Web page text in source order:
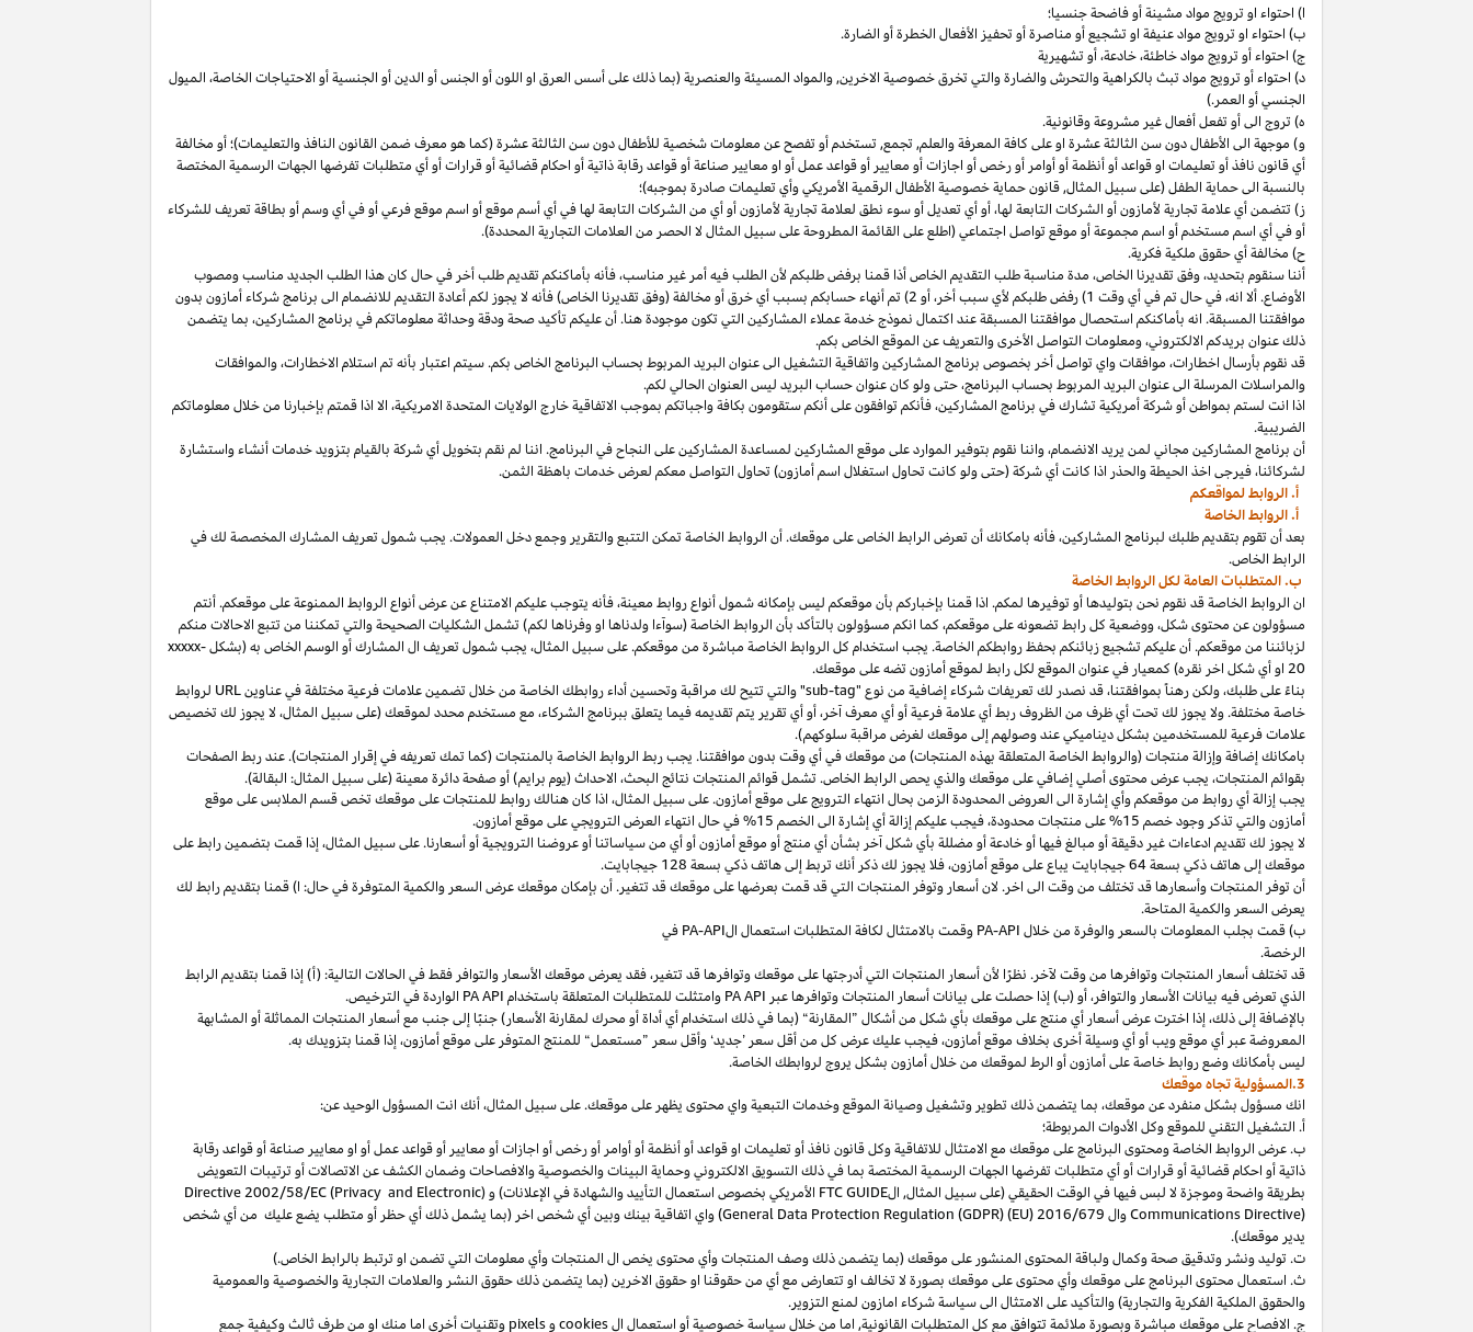
ا) احتواء او ترويج مواد مشينة أو فاضحة جنسيا؛
ب) احتواء او ترويج موادعنيفة او تشجيع أو مناصرة أو تحفيز الأفعال الخطرة أو الضارة.
ج) احتواء أو ترويج موادخاطئة،خادعة،أو تشهيرية
د) احتواء أو ترويج مواد تبث بالكراهية والتحرش والضارة والتي تخرق خصوصية الاخرين,والمواد المسيئة والعنصرية (بما ذلك على أسس العرق او اللون أو الجنس أو الدين أو الجنسية أو الاحتياجات الخاصة، الميول
الجنسي أو العمر.)
ه) تروج الى أو تفعل أفعال غير مشروعة وقانونية.
و) موجهة الى الأطفال دون سن الثالثة عشرة او على كافة المعرفة والعلم, تجمع, تستخدم أو تفصح عن معلومات شخصية للأطفال دون سن الثالثة عشرة (كما هو معرف ضمن القانون النافذ والتعليمات)؛ أو مخالفة
أي قانون نافذ أو تعليمات او قواعد أو أنظمة أو أوامر أو رخص أو اجازات أو معايير أو قواعد عمل أو او معايير صناعة أو قواعد رقابة ذاتية أو احكام قضائية أو قرارات أو أي متطلبات تفرضها الجهات الرسمية المختصة
بالنسبة الى حماية الطفل (على سبيل المثال, قانون حماية خصوصية الأطفال الرقمية الأمريكي وأي تعليمات صادرة بموجبه)؛
ز) تتضمن أي علامة تجارية لأمازون أو الشركات التابعة لها،أو أي تعديل أو سوء نطق لعلامة تجارية لأمازون أو أي من الشركات التابعة لها في أي أسم موقع أو اسم موقع فرعي أو في أي وسم أو بطاقة تعريف للشركاء
أو في أي اسم مستخدم أو اسم مجموعة أو موقع تواصل اجتماعي (اطلع على القائمة المطروحة على سبيل المثال لا الحصر من العلامات التجارية المحددة).
ح) مخالفة أي حقوق ملكية فكرية.
أننا سنقوم بتحديد،وفق تقديرنا الخاص، مدة مناسبة طلب التقديم الخاص أذا قمنا برفض طلبكم لأن الطلب فيه أمر غير مناسب،فأنه بأماكنكم تقديم طلب أخر في حال كان هذا الطلب الجديد مناسب ومصوب
الأوضاع. ألا انه،في حال تم في أي وقت 1) رفض طلبكم لأي سبب أخر،أو 2) تم أنهاء حسابكم بسبب أي خرق أو مخالفة (وفق تقديرنا الخاص)فأنه لا يجوز لكم أعادة التقديم للانضمام الى برنامج شركاء أمازون بدون
موافقتنا المسبقة. انه بأماكنكم استحصال موافقتنا المسبقة عند اكتمال نموذج خدمة عملاء المشاركين التي تكون موجودة هنا. أن عليكم تأكيد صحة ودقة وحداثة معلوماتكم في برنامج المشاركين، بما يتضمن
ذلك عنوان بريدكم الالكتروني،ومعلومات التواصل الأخرى والتعريف عن الموقع الخاص بكم.
قد نقوم بأرسال اخطارات، موافقات واي تواصل أخر بخصوص برنامج المشاركين واتفاقية التشغيل الى عنوان البريد المربوط بحساب البرنامج الخاص بكم. سيتم اعتبار بأنه تم استلام الاخطارات،والموافقات
والمراسلات المرسلة الى عنوان البريد المربوط بحساب البرنامج،حتى ولو كان عنوان حساب البريد ليس العنوان الحالي لكم.
اذا انت لستم بمواطن أو شركة أمريكية تشارك في برنامج المشاركين،فأنكم توافقون على أنكم ستقومون بكافة واجباتكم بموجب الاتفاقيةخارج الولايات المتحدة الامريكية، الا اذا قمتم بإخبارنا من خلال معلوماتكم
الضريبية.
أن برنامج المشاركين مجاني لمن يريد الانضمام،واننا نقوم بتوفير الموارد على موقع المشاركين لمساعدة المشاركين على النجاح في البرنامج. اننا لم نقم بتخويل أي شركة بالقيام بتزويد خدمات أنشاء واستشارة
لشركائنا،فيرجى اخذ الحيطة والحذر اذا كانت أي شركة (حتى ولو كانت تحاول استغلال اسم أمازون) تحاول التواصل معكم لعرض خدمات باهظة الثمن.
أ. الروابط لمواقعكم
أ. الروابط الخاصة
بعد أن تقوم بتقديم طلبك لبرنامج المشاركين،فأنه بامكانكأن تعرض الرابط الخاص على موقعك. أن الروابط الخاصة تمكن التتبع والتقرير وجمع دخل العمولات. يجب شمول تعريف المشارك المخصصة لك في
الرابط الخاص.
ب. المتطلبات العامة لكل الروابط الخاصة
ان الروابط الخاصة قد نقوم نحن بتوليدها أو توفيرها لمكم. اذا قمنا بإخباركم بأن موقعكم ليس بإمكانه شمول أنواع روابط معينة،فأنه يتوجب عليكم الامتناع عن عرض أنواع الروابط الممنوعة على موقعكم. أنتم
مسؤولون عن محتوىشكل،ووضعية كل رابط تضعونه على موقعكم، كما انكم مسؤولون بالتأكد بأن الروابط الخاصة (سوآءا ولدناها او وفرناها لكم) تشمل الشكليات الصحيحة والتي تمكننا من تتبع الاحالات منكم
لزبائننا من موقعكم. أن عليكم تشجيع زبائنكم بحفظ روابطكم الخاصة. يجب استخدام كل الروابط الخاصة مباشرة من موقعكم. على سبيل المثال، يجب شمول تعريف ال المشارك أو الوسم الخاص به (بشكلxxxxx-
20 او أي شكل اخر نقره) كمعيار في عنوان الموقع لكل رابط لموقع أمازون تضه على موقعك.
بناءً على طلبك، ولكن رهناً بموافقتنا، قد نصدر لك تعريفات شركاء إضافية من نوع "sub-tag" والتي تتيح لك مراقبة وتحسين أداء روابطك الخاصة من خلال تضمين علامات فرعية مختلفة في عناوينURL لروابط
خاصة مختلفة. ولا يجوز لك تحت أي ظرف من الظروف ربط أي علامة فرعية أو أي معرف آخر، أو أي تقرير يتم تقديمه فيما يتعلق ببرنامج الشركاء، مع مستخدم محدد لموقعك (على سبيل المثال، لا يجوز لك تخصيص
علامات فرعية للمستخدمين بشكل ديناميكي عند وصولهم إلى موقعك لغرض مراقبة سلوكهم).
بامكانك إضافة وإزالة منتجات (والروابط الخاصة المتعلقة بهذه المنتجات) من موقعك في أي وقت بدون موافقتنا. يجب ربط الروابط الخاصة بالمنتجات (كما تمك تعريفه في إقرار المنتجات). عند ربط الصفحات
بقوائم المنتجات، يجب عرض محتوىأصلي إضافي على موقعك والذي يحص الرابط الخاص. تشمل قوائم المنتجات نتائج البحث، الاحداث (يوم برايم) أو صفحة دائرة معينة (على سبيل المثال: البقالة).
يجب إزالة أي روابط من موقعكم وأي إشارة الى العروض المحدودة الزمن بحال انتهاء الترويج على موقع أمازون. على سبيل المثال، اذا كان هنالك روابط للمنتجات على موقعك تخص قسم الملابس على موقع
أمازون والتي تذكر وجود خصم 15% على منتجات محدودة،فيجب عليكم إزالة أي إشارة الى الخصم 15% في حال انتهاء العرض الترويجي على موقع أمازون.
لا يجوز لك تقديم ادعاءاتغيردقيقةأو مبالغفيهاأوخادعةأو مضللة بأيشكلآخر بشأنأي منتجأو موقعأمازونأوأي منسياساتناأوعروضنا الترويجيةأوأسعارنا.علىسبيل المثال،إذا قمت بتضمينرابطعلى
موقعكإلىهاتفذكي بسعة جيجابايت يباععلى موقعأمازون،فلا يجوز لكذكرأنك تربطإلىهاتفذكي بسعة جيجابايت.
أن توفر المنتجات وأسعارها قد تختلف من وقت الى اخر. لان أسعار وتوفر المنتجات التي قد قمت بعرضها على موقعك قد تتغير. أن بإمكان موقعك عرض السعر والكمية المتوفرة في حال: ا) قمنا بتقديم رابط لك
يعرض السعر والكمية المتاحة.
ب) قمت بجلب المعلومات بالسعر والوفرة من خلال PA-API وقمت بالامتثال لكافة المتطلبات استعمال ال PA-API
في
الرخصة.
قد تختلف أسعار المنتجات وتوافرها من وقت لآخر. نظرًا لأن أسعار المنتجات التي أدرجتها على موقعك وتوافرها قد تتغير، فقد يعرض موقعك الأسعار والتوافر فقط في الحالات التالية: (أ) إذا قمنا بتقديم الرابط
الذي تعرض فيه بيانات الأسعار والتوافر، أو (ب) إذا حصلت على بيانات أسعار المنتجات وتوافرها عبر
وامتثلت للمتطلبات المتعلقة باستخدام الواردة في الترخيص.
بالإضافة إلىذلك، إذا اخترتعرضأسعار أي منتجعلى موقعك بأيشكل منأشكال ”المقارنة“
(بمافيذلك استخدامأيأداةأو محرك لمقارنة الأسعار)جنبًا إلىجنب معأسعار المنتجات المماثلةأو المشابهة
المعروضةعبر أي موقعويبأوأيوسيلةأخرى بخلاف موقعأمازون،فيجبعليكعرض كل منأقلسعر ’جديد‘ وأقلسعر ”مستعمل“ للمنتج المتوفر على موقعأمازون، إذا قمنا بتزويدك به.
ليس بأمكانكوضع روابط خاصة على أمازون أو الرط لموقعك من خلال أمازون بشكل يروج لروابطك الخاصة.
3.المسؤولية تجاه موقعك
انك مسؤول بشكل منفرد عن موقعك، بما يتضمن ذلك تطويروتشغيلوصيانة الموقع وخدمات التبعية واي محتوى يظهر على موقعك. على سبيل المثال،أنك انت المسؤول الوحيد عن:
أ. التشغيل التقني للموقع وكل الأدوات المربوطة؛
ب. عرض الروابط الخاصة ومحتوى البرنامج على موقعك مع الامتثال للاتفاقية وكل قانون نافذ أو تعليمات او قواعد أو أنظمة أو أوامر أو رخص أو اجازات أو معايير أو قواعد عمل أو او معايير صناعة أو قواعد رقابة
ذاتية أو احكام قضائية أو قرارات أو أي متطلبات تفرضها الجهات الرسمية المختصة بما في ذلك التسويق الالكتروني وحماية البينات والخصوصيةوالافصاحاتوضمان الكشف عن الاتصالات أو ترتيبات التعويض
بطريقة واضحة وموجزة لا لبس فيها في الوقت الحقيقي(على سبيل المثال, الFTC GUIDE الأمريكي بخصوص استعمال التأييد والشهادة في الإعلانات) و (Directive 2002/58/EC (Privacy and Electronic
Communications Directive) وال General Data Protection Regulation (GDPR) (EU) 2016/679) واي اتفاقية بينك وبين أي شخص اخر (بما يشمل ذلك أي حظر أو متطلب يضع عليك من أي شخص
يدير موقعك).
ت. توليد ونشر وتدقيق صحة وكمال ولباقة المحتوى المنشور على موقعك (بما يتضمن ذلك وصف المنتجات وأي محتوى يخص ال المنتجات وأي معلومات التي تضمن او ترتبط بالرابط الخاص.)
ث. استعمال محتوى البرنامج على موقعك وأي محتوى على موقعك بصورة لا تخالف او تتعارض مع أي من حقوقنا او حقوق الاخرين (بما يتضمن ذلك حقوق النشر والعلامات التجارية والخصوصية والعمومية
والحقوق الملكية الفكرية والتجارية) والتأكيد على الامتثال الى سياسة شركاء امازون لمنع التزوير.
ج. الافصاح على موقعك مباشرة وبصورة ملائمة تتوافق مع كل المتطلبات القانونية, اما من خلال سياسة خصوصية أو استعمال الcookiesوpixels وتقنيات أخرى اما منك او من طرف ثالث وكيفية جمع